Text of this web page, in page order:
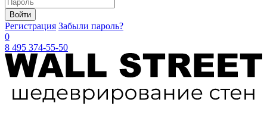
Войти
Регистрация Забыли пароль?
0
8 495 374-55-50